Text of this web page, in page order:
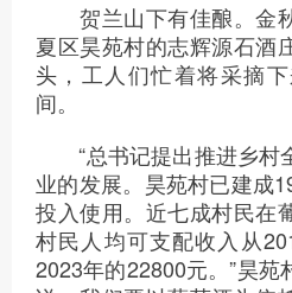
贺兰山下有佳酿。金
夏区昊苑村的志辉源石酒
头，工人们忙着将采摘
间。
“总书记提出推进乡村
业的发展。昊苑村已建成
投入使用。近七成村民在
村民人均可支配收入从
2023年的22800元。”昊